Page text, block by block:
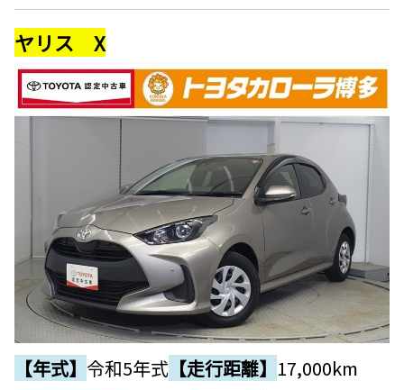
ヤリス X
【年式】 令和5年式 【走行距離】 17,000km